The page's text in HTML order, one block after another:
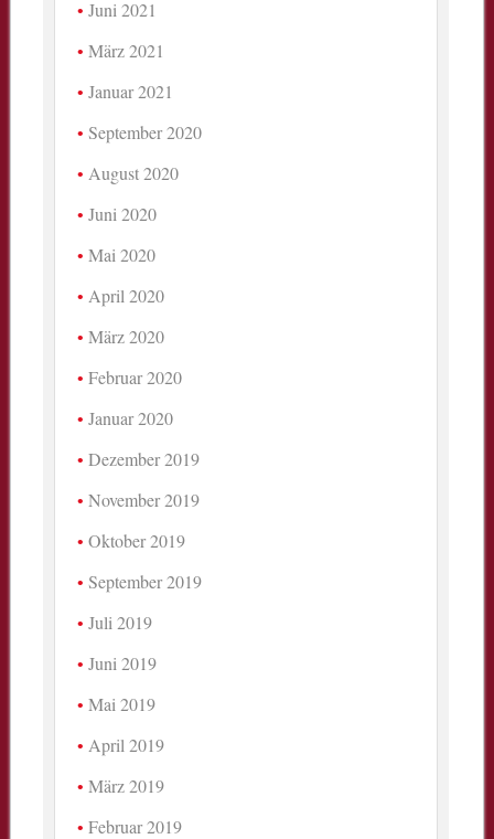
Juni 2021
März 2021
Januar 2021
September 2020
August 2020
Juni 2020
Mai 2020
April 2020
März 2020
Februar 2020
Januar 2020
Dezember 2019
November 2019
Oktober 2019
September 2019
Juli 2019
Juni 2019
Mai 2019
April 2019
März 2019
Februar 2019